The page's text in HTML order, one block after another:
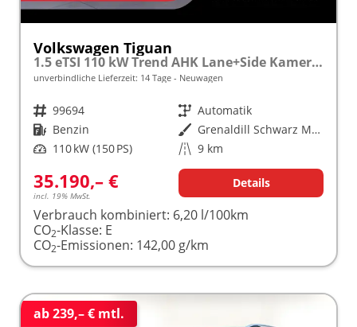
Volkswagen Tiguan
1.5 eTSI 110 kW Trend AHK Lane+Side Kamera VZE
unverbindliche Lieferzeit: 14 Tage Neuwagen
Fahrzeugnr. 99694 Getriebe Automatik
Kraftstoff Benzin Außenfarbe
Grenaldill Schwarz Metallic
Leistung 110 kW (150 PS) Kilometerstand 9 km
35.190,– €
incl. 19% MwSt.
Details
Verbrauch kombiniert: 6,20 l/100km
CO2-Klasse: E
CO2-Emissionen: 142,00 g/km
ab 239,– € mtl.